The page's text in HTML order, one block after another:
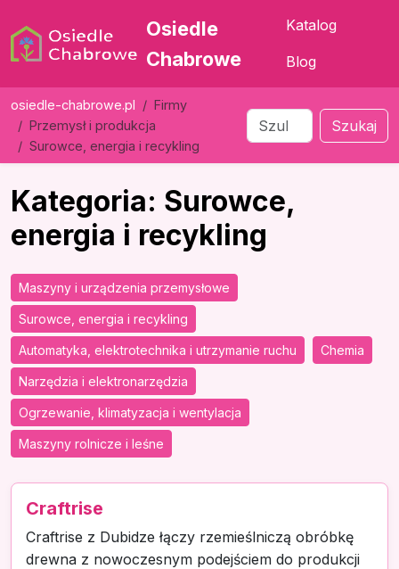
Osiedle
Chabrowe
Katalog
Blog
osiedle-chabrowe.pl
Firmy
Przemysł i produkcja
Surowce, energia i recykling
Szukaj
Kategoria: Surowce,
energia i recykling
Maszyny i urządzenia przemysłowe
Surowce, energia i recykling
Automatyka, elektrotechnika i utrzymanie ruchu Chemia
Narzędzia i elektronarzędzia
Ogrzewanie, klimatyzacja i wentylacja
Maszyny rolnicze i leśne
Craftrise
Craftrise z Dubidze łączy rzemieślniczą obróbkę
drewna z nowoczesnym podejściem do produkcji